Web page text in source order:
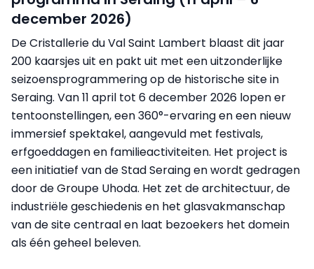
december 2026)
De Cristallerie du Val Saint Lambert blaast dit jaar
200 kaarsjes uit en pakt uit met een uitzonderlijke
seizoensprogrammering op de historische site in
Seraing. Van 11 april tot 6 december 2026 lopen er
tentoonstellingen, een 360°-ervaring en een nieuw
immersief spektakel, aangevuld met festivals,
erfgoeddagen en familieactiviteiten. Het project is
een initiatief van de Stad Seraing en wordt gedragen
door de Groupe Uhoda. Het zet de architectuur, de
industriële geschiedenis en het glasvakmanschap
van de site centraal en laat bezoekers het domein
als één geheel beleven.